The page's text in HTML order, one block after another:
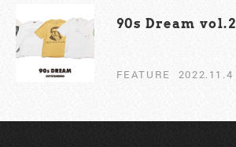
FEATURE 2022.11.4
90s Dream vol.2￼